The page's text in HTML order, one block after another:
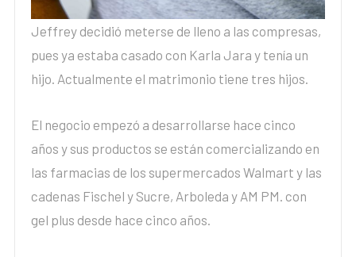
Jeffrey decidió meterse de lleno a las compresas,
pues ya estaba casado con Karla Jara y tenía un
hijo. Actualmente el matrimonio tiene tres hijos.
El negocio empezó a desarrollarse hace cinco
años y sus productos se están comercializando en
las farmacias de los supermercados Walmart y las
cadenas Fischel y Sucre, Arboleda y AM PM. con
gel plus desde hace cinco años.